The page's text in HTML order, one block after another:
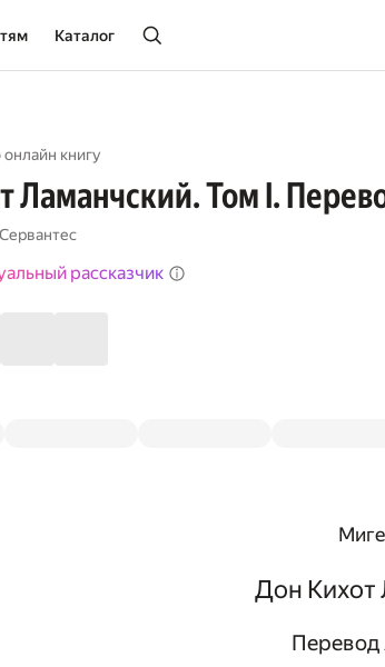
Каталог
книгу
Ламанчский. Том I.
рассказчик
Дон Кихот
Перевод